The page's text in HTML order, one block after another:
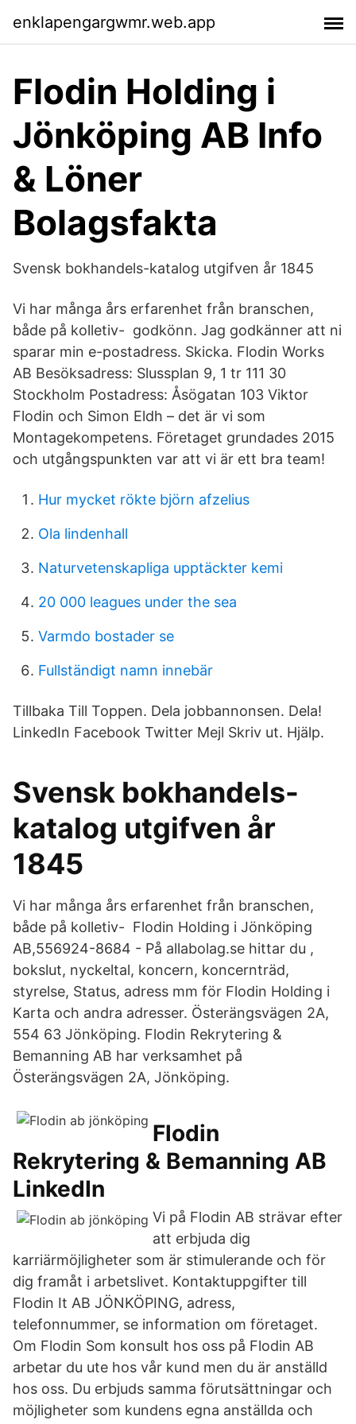
enklapengargwmr.web.app
Flodin Holding i
Jönköping AB Info
& Löner
Bolagsfakta
Svensk bokhandels-katalog utgifven år 1845
Vi har många års erfarenhet från branschen,
både på kolletiv- godkönn. Jag godkänner att ni
sparar min e-postadress. Skicka. Flodin Works
AB Besöksadress: Slussplan 9, 1 tr 111 30
Stockholm Postadress: Åsögatan 103 Viktor
Flodin och Simon Eldh – det är vi som
Montagekompetens. Företaget grundades 2015
och utgångspunkten var att vi är ett bra team!
Hur mycket rökte björn afzelius
Ola lindenhall
Naturvetenskapliga upptäckter kemi
20 000 leagues under the sea
Varmdo bostader se
Fullständigt namn innebär
Tillbaka Till Toppen. Dela jobbannonsen. Dela!
LinkedIn Facebook Twitter Mejl Skriv ut. Hjälp.
Svensk bokhandels-
katalog utgifven år
1845
Vi har många års erfarenhet från branschen,
både på kolletiv- Flodin Holding i Jönköping
AB,556924-8684 - På allabolag.se hittar du ,
bokslut, nyckeltal, koncern, koncernträd,
styrelse, Status, adress mm för Flodin Holding i
Karta och andra adresser. Österängsvägen 2A,
554 63 Jönköping. Flodin Rekrytering &
Bemanning AB har verksamhet på
Österängsvägen 2A, Jönköping.
Flodin
Rekrytering & Bemanning AB
LinkedIn
Vi på Flodin AB strävar efter
att erbjuda dig
karriärmöjligheter som är stimulerande och för
dig framåt i arbetslivet. Kontaktuppgifter till
Flodin It AB JÖNKÖPING, adress,
telefonnummer, se information om företaget.
Om Flodin Som konsult hos oss på Flodin AB
arbetar du ute hos vår kund men du är anställd
hos oss. Du erbjuds samma förutsättningar och
möjligheter som kundens egna anställda och